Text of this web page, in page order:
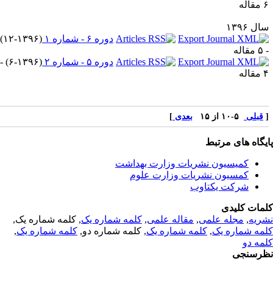
۱۳۹۶
دوره ۶ - شماره ۱
(۱۲-۱۳۹۶)
دوره ۵ - شماره ۲
(۶-۱۳۹۶) -
قبلی۵-۱۰ از ۱۵ بعدی]
های مرتبط
کمیسیون نشریات وزارت بهداشت
کمسیون نشریات وزارت علوم
شرکت یکتاوب
کلیدی
,مجله علمی, مقاله علمی, کلمه شماره یک, کلمه شماره یک,
شماره یک,کلمه شماره یک, کلمه شماره دو,کلمه شماره یک,
دو